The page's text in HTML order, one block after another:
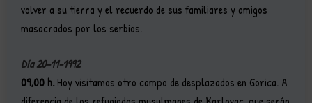
volver a su tierra y el recuerdo de sus familiares y amigos
masacrados por los serbios.
Día 20-11-1992
09,00 h. Hoy visitamos otro campo de desplazados en Gorica. A